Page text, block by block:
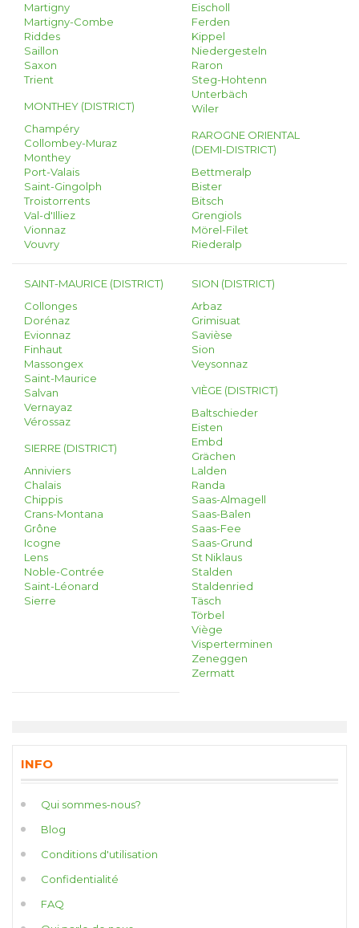
Martigny
Martigny-Combe
Riddes
Saillon
Saxon
Trient
MONTHEY (DISTRICT)
Champéry
Collombey-Muraz
Monthey
Port-Valais
Saint-Gingolph
Troistorrents
Val-d'Illiez
Vionnaz
Vouvry
Eischoll
Ferden
Kippel
Niedergesteln
Raron
Steg-Hohtenn
Unterbäch
Wiler
RAROGNE ORIENTAL
(DEMI-DISTRICT)
Bettmeralp
Bister
Bitsch
Grengiols
Mörel-Filet
Riederalp
SAINT-MAURICE (DISTRICT)
Collonges
Dorénaz
Evionnaz
Finhaut
Massongex
Saint-Maurice
Salvan
Vernayaz
Vérossaz
SIERRE (DISTRICT)
Anniviers
Chalais
Chippis
Crans-Montana
Grône
Icogne
Lens
Noble-Contrée
Saint-Léonard
Sierre
SION (DISTRICT)
Arbaz
Grimisuat
Savièse
Sion
Veysonnaz
VIÈGE (DISTRICT)
Baltschieder
Eisten
Embd
Grächen
Lalden
Randa
Saas-Almagell
Saas-Balen
Saas-Fee
Saas-Grund
St Niklaus
Stalden
Staldenried
Täsch
Törbel
Viège
Visperterminen
Zeneggen
Zermatt
INFO
Qui sommes-nous?
Blog
Conditions d'utilisation
Confidentialité
FAQ